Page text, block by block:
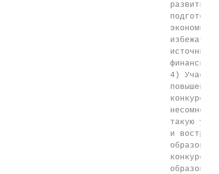
развить и
избежать
                                 источников
4)
                                 повышении
такую
и